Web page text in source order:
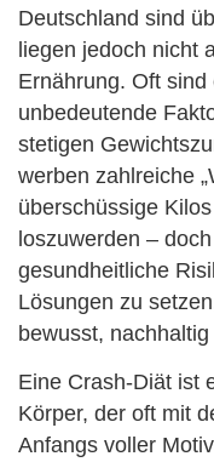
Deutschland sind
liegen jedoch nicht
Ernährung. Oft
unbedeutende
stetigen
werben zahlreiche
überschüssige
loszuwerden –
gesundheitliche
Lösungen zu
bewusst,
Eine Crash-Diät ist
Körper, der oft mit
Anfangs voller